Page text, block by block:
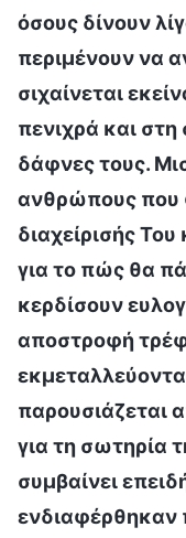
όσους δίνουν
περιμένουν να
σιχαίνεται
πενιχρά και στη
δάφνες τους.
ανθρώπους που
διαχείρισής
για το πώς θα
κερδίσουν
αποστροφή
παρουσιάζεται
για τη σωτηρία
συμβαίνει
ενδιαφέρθηκαν